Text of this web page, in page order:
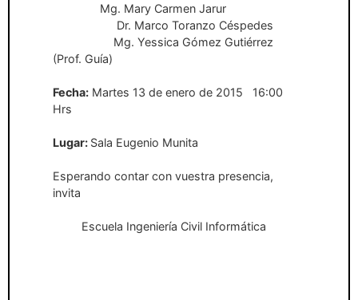
Mg. Mary Carmen Jarur
Dr. Marco Toranzo Céspedes
Mg. Yessica Gómez Gutiérrez
(Prof. Guía)
Fecha:Martes 13 de enero de 2015
16:00
Hrs
Lugar: Sala Eugenio Munita
Esperando contar con vuestra presencia,
invita
Escuela Ingeniería Civil Informática